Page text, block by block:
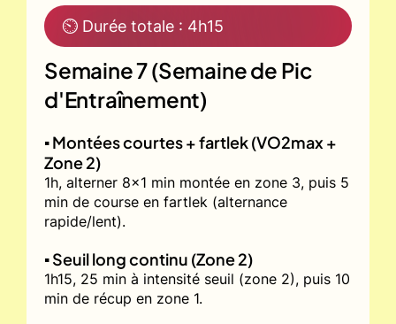
⏲ Durée totale : 4h15
Semaine 7 (Semaine de Pic
d'Entraînement)
▪️ Montées courtes + fartlek (VO2max +
Zone 2)
1h, alterner 8x1 min montée en zone 3, puis 5
min de course en fartlek (alternance
rapide/lent).
▪️ Seuil long continu (Zone 2)
1h15, 25 min à intensité seuil (zone 2), puis 10
min de récup en zone 1.